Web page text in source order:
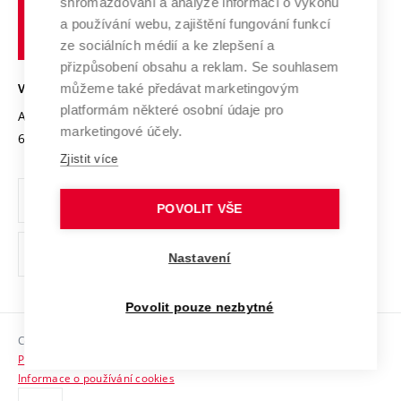
Transfer znalostí
Open Science
Projekty
Projekty ze strukturálních fondů
Specifický výzkum
Mezinárodní dohody
Univerzitní sítě
Udržitelná univerzita
Podnikavá univerzita / ContriBUTe
Bezpečná univerzita
Vyznamenání
Organizační struktura
Ochrana osobních údajů
odkaz)
Sociální bezpečí
HR Award
učení
technické
Brně
VYSOKÉ UČENÍ TECHNICKÉ V BRNĚ
Antonínská 548/1
602 00 Brno
www.vut.cz
vut@vutbr.cz
Copyright © 2026 VUT
Prohlášení o přístupnosti
Informace o používání cookies
a používání webu, zajištění fungování funkcí
ze sociálních médií a ke zlepšení a
přizpůsobení obsahu a reklam. Se souhlasem
můžeme také předávat marketingovým
platformám některé osobní údaje pro
marketingové účely.
Zjistit více
POVOLIT VŠE
Nastavení
Povolit pouze nezbytné